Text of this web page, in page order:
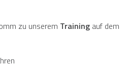
zu unserem Training auf dem